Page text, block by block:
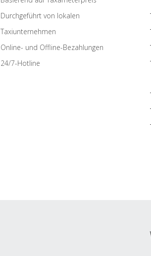
Durchgeführt von lokalen
Taxiunternehmen
Online- und Offline-Bezahlungen
24/7-Hotline